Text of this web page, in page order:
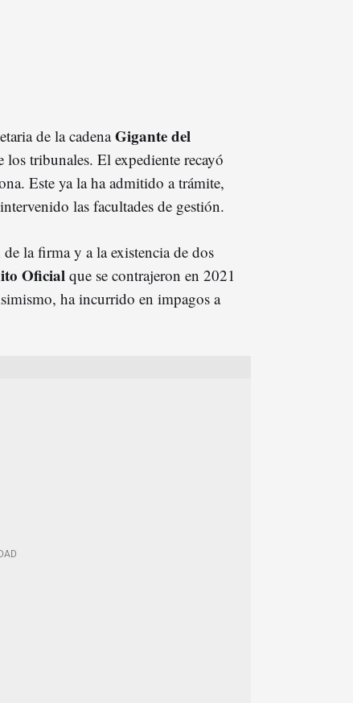
de la cadenaGigante del
los tribunales. El expediente recayó
Este ya la ha admitido a trámite,
las facultades de gestión.
de la firma y a la existencia de dos
Oficial que se contrajeron en 2021
ha incurrido en impagos a